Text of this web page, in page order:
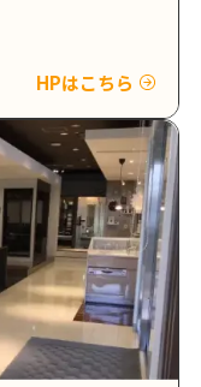
HPはこちら